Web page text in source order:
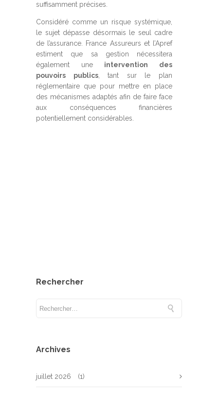
suffisamment précises.
Considéré comme un risque systémique,
le sujet dépasse désormais le seul cadre
de l’assurance. France Assureurs et l’Apref
estiment que sa gestion nécessitera
également une intervention des
pouvoirs publics, tant sur le plan
réglementaire que pour mettre en place
des mécanismes adaptés afin de faire face
aux conséquences financières
potentiellement considérables.
Rechercher
Archives
juillet 2026 (1)